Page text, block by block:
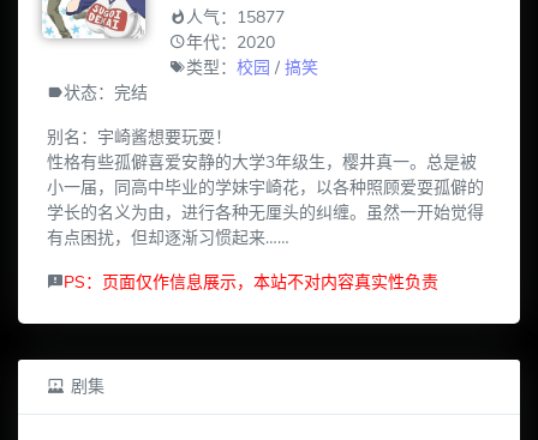
人气：15877
年代：2020
类型： 校园 / 搞笑
状态：完结
别名：宇崎酱想要玩耍！
性格有些孤僻喜爱安静的大学3年级生，樱井真一。总是被
小一届，同高中毕业的学妹宇崎花，以各种照顾爱耍孤僻的
学长的名义为由，进行各种无厘头的纠缠。虽然一开始觉得
有点困扰，但却逐渐习惯起来……
PS：页面仅作信息展示，本站不对内容真实性负责
剧集